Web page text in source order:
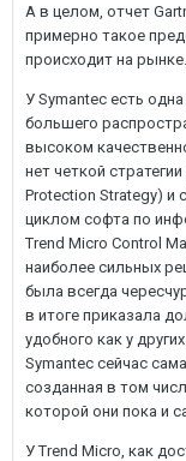
А в целом, отчет
примерно такое
происходит на рынке.
У Symantec есть
большего
высоком
нет четкой
Protection Strategy) и
циклом софта по
Trend Micro Control
наиболее сильных
была всегда
в итоге приказала
удобного как у
Symantec сейчас
созданная в том
которой они пока и
У Trend Micro, как